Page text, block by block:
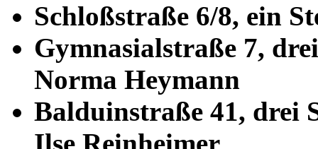
Schloßstraße 6/8, ein
Gymnasialstraße 7,
Norma Heymann
Balduinstraße 41, drei